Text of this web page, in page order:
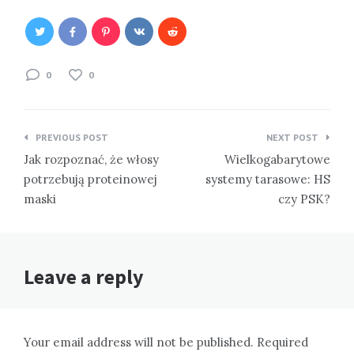
0 0
Nawigacja
wpisu
PREVIOUS POST
Jak rozpoznać, że włosy
potrzebują proteinowej
maski
NEXT POST
Wielkogabarytowe
systemy tarasowe: HS
czy PSK?
Leave a reply
Your email address will not be published. Required